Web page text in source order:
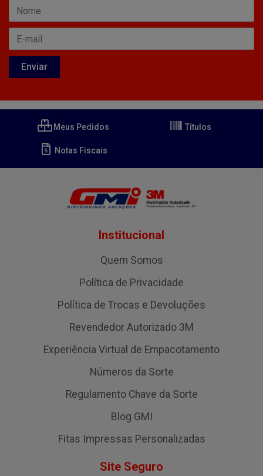
Meus Pedidos Títulos
Notas Fiscais
Institucional
Quem Somos
Política de Privacidade
Política de Trocas e Devoluções
Revendedor Autorizado 3M
Experiência Virtual de Empacotamento
Números da Sorte
Regulamento Chave da Sorte
Blog GMI
Fitas Impressas Personalizadas
Site Seguro